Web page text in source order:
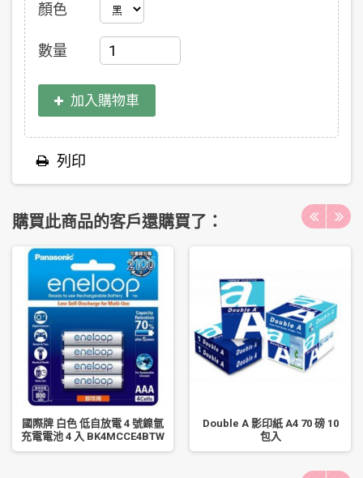
顏色
數量
加入購物車
列印
購買此商品的客戶還購買了：
國際牌 白色 低自放電 4 號鎳氫
充電電池 4 入 BK4MCCE4BTW
Double A 影印紙 A4 70 磅 10
包入